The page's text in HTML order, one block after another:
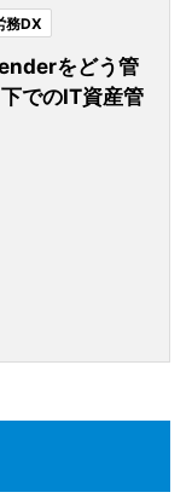
務DX
をどう管
でのIT資産管